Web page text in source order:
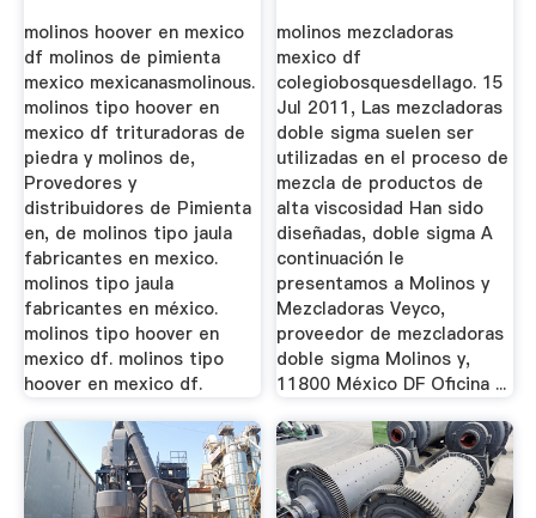
molinos hoover en mexico
df molinos de pimienta
mexico mexicanasmolinous.
molinos tipo hoover en
mexico df trituradoras de
piedra y molinos de,
Provedores y
distribuidores de Pimienta
en, de molinos tipo jaula
fabricantes en mexico.
molinos tipo jaula
fabricantes en méxico.
molinos tipo hoover en
mexico df. molinos tipo
hoover en mexico df.
molinos mezcladoras
mexico df
colegiobosquesdellago. 15
Jul 2011, Las mezcladoras
doble sigma suelen ser
utilizadas en el proceso de
mezcla de productos de
alta viscosidad Han sido
diseñadas, doble sigma A
continuación le
presentamos a Molinos y
Mezcladoras Veyco,
proveedor de mezcladoras
doble sigma Molinos y,
11800 México DF Oficina ...